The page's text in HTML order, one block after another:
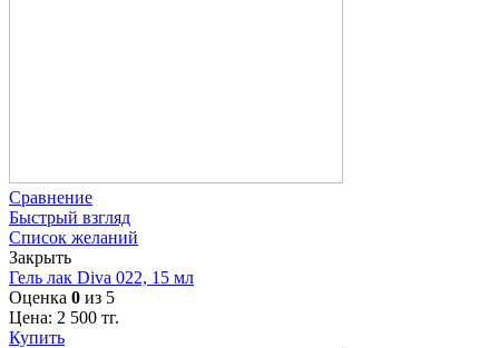
Сравнение
Быстрый взгляд
Список желаний
Закрыть
Гель лак Diva 022, 15 мл
Оценка 0 из 5
Цена: 2 500 тг.
Купить